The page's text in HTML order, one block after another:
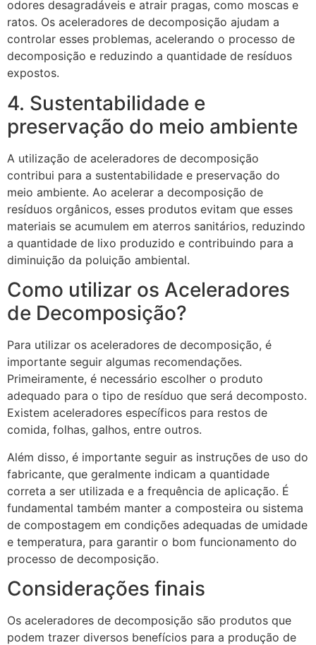
odores desagradáveis e atrair pragas, como moscas e
ratos. Os aceleradores de decomposição ajudam a
controlar esses problemas, acelerando o processo de
decomposição e reduzindo a quantidade de resíduos
expostos.
4. Sustentabilidade e
preservação do meio ambiente
A utilização de aceleradores de decomposição
contribui para a sustentabilidade e preservação do
meio ambiente. Ao acelerar a decomposição de
resíduos orgânicos, esses produtos evitam que esses
materiais se acumulem em aterros sanitários, reduzindo
a quantidade de lixo produzido e contribuindo para a
diminuição da poluição ambiental.
Como utilizar os Aceleradores
de Decomposição?
Para utilizar os aceleradores de decomposição, é
importante seguir algumas recomendações.
Primeiramente, é necessário escolher o produto
adequado para o tipo de resíduo que será decomposto.
Existem aceleradores específicos para restos de
comida, folhas, galhos, entre outros.
Além disso, é importante seguir as instruções de uso do
fabricante, que geralmente indicam a quantidade
correta a ser utilizada e a frequência de aplicação. É
fundamental também manter a composteira ou sistema
de compostagem em condições adequadas de umidade
e temperatura, para garantir o bom funcionamento do
processo de decomposição.
Considerações finais
Os aceleradores de decomposição são produtos que
podem trazer diversos benefícios para a produção de